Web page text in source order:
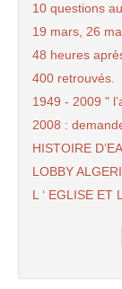
10 questions
19 mars, 26
48 heures
400 retrouvés.
1949 - 2009 "
2008 :
HISTOIRE
LOBBY
L ‘ EGLISE ET